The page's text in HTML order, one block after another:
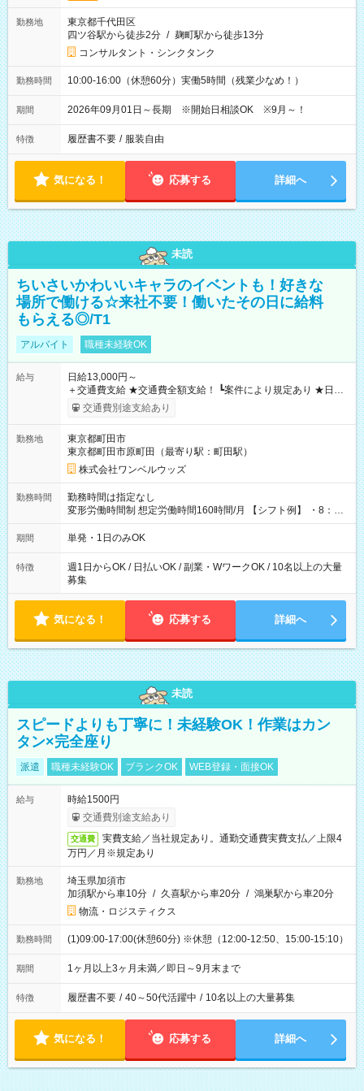
勤務地
東京都千代田区
四ツ谷駅から徒歩2分 / 麹町駅から徒歩13分
コンサルタント・シンクタンク
勤務時間 10:00-16:00（休憩60分）実働5時間（残業少なめ！）
期間 2026年09月01日～長期 ※開始日相談OK ※9月～！
特徴 履歴書不要 / 服装自由
気になる！ 応募する 詳細へ
未読
ちいさいかわいいキャラのイベントも！好きな
場所で働ける☆来社不要！働いたその日に給料
もらえる◎/T1
アルバイト 職種未経験OK
給与
日給13,000円～
＋交通費支給 ★交通費全額支給！ ┗案件により規定あり ★日払
いOK！（規定あり） ┗働いたその日に現金GET♪ お仕事後はコ
ンビニATMから 日払い分を引き落とせます！ 【試用期間】試
交通費別途支給あり
勤務地
東京都町田市
東京都町田市原町田（最寄り駅：町田駅）
株式会社ワンベルウッズ
勤務時間
勤務時間は指定なし
変形労働時間制 想定労働時間160時間/月 【シフト例】 ・8：00
～21：00
期間 単発・1日のみOK
特徴
週1日からOK / 日払いOK / 副業・WワークOK / 10名以上の大量
募集
気になる！ 応募する 詳細へ
未読
スピードよりも丁寧に！未経験OK！作業はカン
タン×完全座り
派遣 職種未経験OK ブランクOK WEB登録・面接OK
給与
時給1500円
交通費別途支給あり
交通費
実費支給／当社規定あり。通勤交通費実費支払／上限4
万円／月※規定あり
勤務地
埼玉県加須市
加須駅から車10分 / 久喜駅から車20分 / 鴻巣駅から車20分
物流・ロジスティクス
勤務時間 (1)09:00-17:00(休憩60分) ※休憩（12:00-12:50、15:00-15:10）
期間 1ヶ月以上3ヶ月未満／即日～9月末まで
特徴 履歴書不要 / 40～50代活躍中 / 10名以上の大量募集
気になる！ 応募する 詳細へ